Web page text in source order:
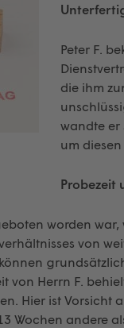
Peter F.
die ihm
wandte er
um
Probezeit
worden
von
von Herrn F.
Hier ist
Wochen andere